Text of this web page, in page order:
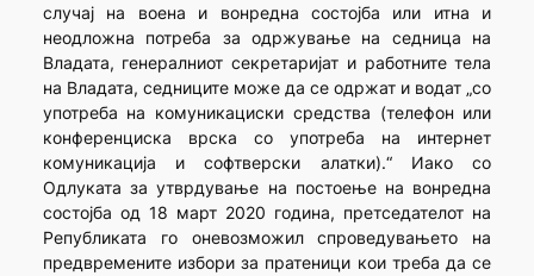
случај на воена и вонредна состојба или итна и
неодложна потреба за одржување на седница на
Владата, генералниот секретаријат и работните тела
на Владата, седниците може да се одржат и водат „со
употреба на комуникациски средства (телефон или
конференциска врска со употреба на интернет
комуникација и софтверски алатки).“ Иако со
Одлуката за утврдување на постоење на вонредна
состојба од 18 март 2020 година, претседателот на
Републиката го оневозможил спроведувањето на
предвремените избори за пратеници кои треба да се